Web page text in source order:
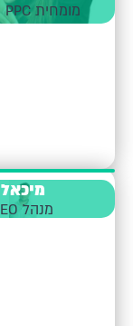
מומחית PPC
מיכאל
מנהל SEO